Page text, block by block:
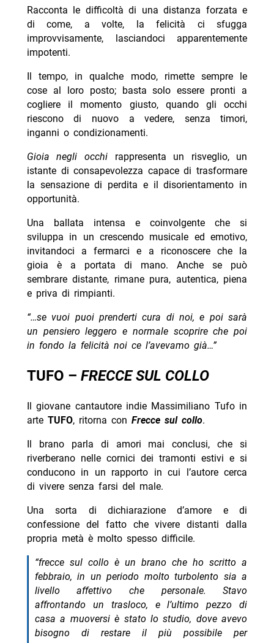
Racconta le difficoltà di una distanza forzata e
di come, a volte, la felicità ci sfugga
improvvisamente, lasciandoci apparentemente
impotenti.
Il tempo, in qualche modo, rimette sempre le
cose al loro posto; basta solo essere pronti a
cogliere il momento giusto, quando gli occhi
riescono di nuovo a vedere, senza timori,
inganni o condizionamenti.
Gioia negli occhirappresenta un risveglio, un
istante di consapevolezza capace di trasformare
la sensazione di perdita e il disorientamento in
opportunità.
Una ballata intensa e coinvolgente che si
sviluppa in un crescendo musicale ed emotivo,
invitandoci a fermarci e a riconoscere che la
gioia è a portata di mano. Anche se può
sembrare distante, rimane pura, autentica, piena
e priva di rimpianti.
“…se vuoi puoi prenderti cura di noi, e poi sarà
un pensiero leggero e normale scoprire che poi
in fondo la felicità noi ce l’avevamo già…”
TUFO – FRECCE SUL COLLO
Il giovane cantautore indie Massimiliano Tufo in
arte TUFO, ritorna con Frecce sul collo.
Il brano parla di amori mai conclusi, che si
riverberano nelle cornici dei tramonti estivi e si
conducono in un rapporto in cui l’autore cerca
di vivere senza farsi del male.
Una sorta di dichiarazione d’amore e di
confessione del fatto che vivere distanti dalla
propria metà è molto spesso difficile.
“frecce sul collo è un brano che ho scritto a
febbraio, in un periodo molto turbolento sia a
livello affettivo che personale. Stavo
affrontando un trasloco, e l’ultimo pezzo di
casa a muoversi è stato lo studio, dove avevo
bisogno di restare il più possibile per